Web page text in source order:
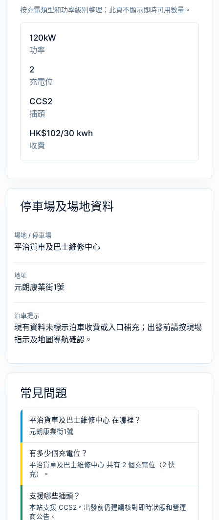
按充電類型和功率級別整理；此頁不顯示即時可用數量。
120kW
功率
2
充電位
CCS2
插頭
HK$102/30 kwh
收費
停車場及場地資料
場地 / 停車場
平治貨車及巴士維修中心
地址
元朗康業街1號
泊車提示
現有資料未標示泊車收費或入口補充；出發前請按現場
指示及地圖導航確認。
常見問題
平治貨車及巴士維修中心 在哪裡？
元朗康業街1號
有多少個充電位？
平治貨車及巴士維修中心 共有 2 個充電位（2 快
充）。
支援哪些插頭？
本站支援 CCS2。出發前仍建議核對即時狀態和營運
商公告。